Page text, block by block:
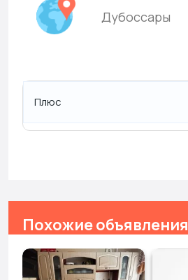
Дубоссары
Плюс
Похожие объявления